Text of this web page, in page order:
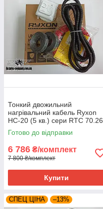
Тонкий двожильний
нагрівальний кабель Ryxon
HC-20 (5 кв.) сери RTC 70.26
Готово до відправки
6 786 ₴/комплект
7 800 ₴/комплект
Купити
СПЕЦ ЦІНА –13%